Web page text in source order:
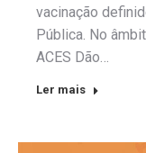
vacinação
Pública. No
ACES Dão…
Ler mais